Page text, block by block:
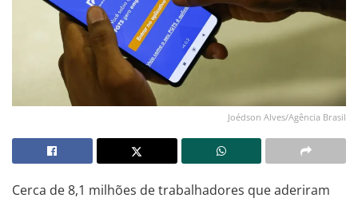
Joédson Alves/Agência Brasil
Cerca de 8,1 milhões de trabalhadores que aderiram